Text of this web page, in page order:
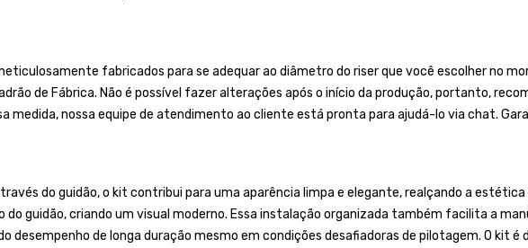
fabricados para se adequar ao diâmetro do riser que você escolher no
de Fábrica. Não é possível fazer alterações após o início da produção, portanto,
medida, nossa equipe de atendimento ao cliente está pronta para ajudá-lo via chat.
do guidão, o kit contribui para uma aparência limpa e elegante, realçando a estética
guidão, criando um visual moderno. Essa instalação organizada também facilita a
desempenho de longa duração mesmo em condições desafiadoras de pilotagem. O kit